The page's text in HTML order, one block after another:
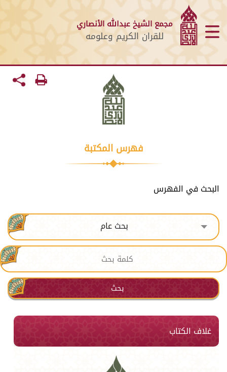
مجمع الشيخ عبدالله الأنصاري
للقران الكريم وعلومه
فهرس المكتبة
البحث في الفهرس
بحث عام
بحث
غلاف الكتاب